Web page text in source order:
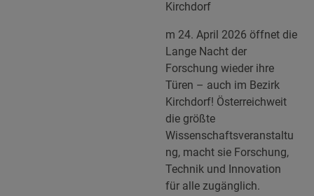
Kirchdorf
m 24. April 2026 öffnet die
Lange Nacht der
Forschung wieder ihre
Türen – auch im Bezirk
Kirchdorf! Österreichweit
die größte
Wissenschaftsveranstaltu
ng, macht sie Forschung,
Technik und Innovation
für alle zugänglich.